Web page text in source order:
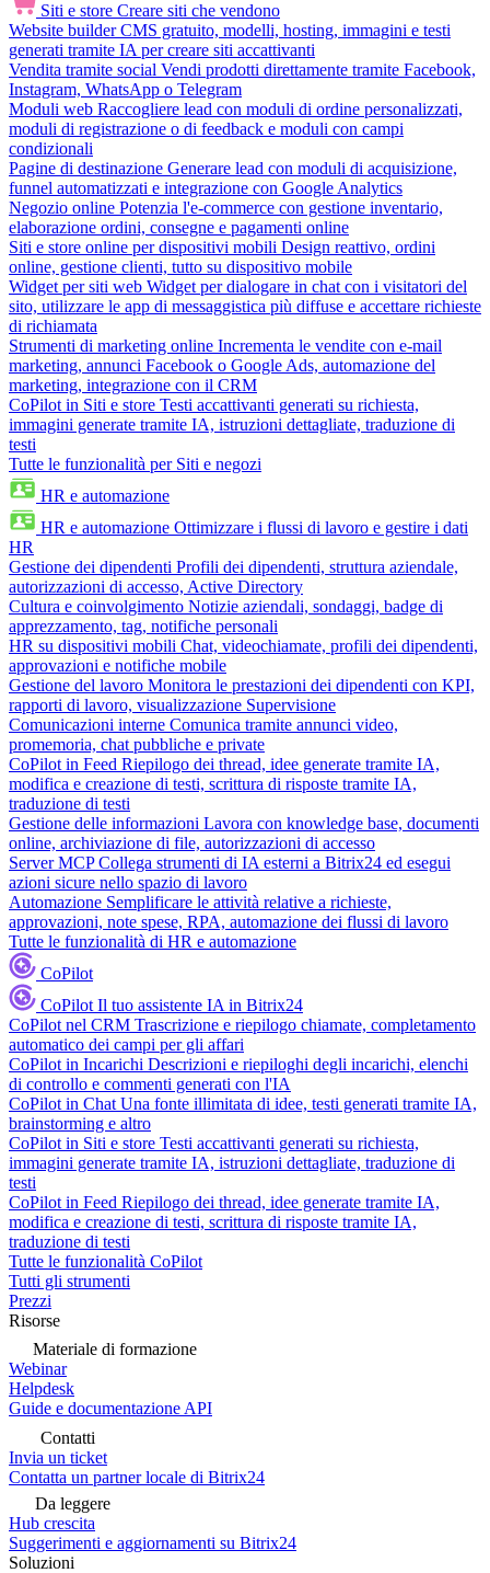
Siti e store Creare siti che vendono
Website builder CMS gratuito, modelli, hosting, immagini e testi
generati tramite IA per creare siti accattivanti
Vendita tramite social Vendi prodotti direttamente tramite Facebook,
Instagram, WhatsApp o Telegram
Moduli web Raccogliere lead con moduli di ordine personalizzati,
moduli di registrazione o di feedback e moduli con campi
condizionali
Pagine di destinazione Generare lead con moduli di acquisizione,
funnel automatizzati e integrazione con Google Analytics
Negozio online Potenzia l'e-commerce con gestione inventario,
elaborazione ordini, consegne e pagamenti online
Siti e store online per dispositivi mobili Design reattivo, ordini
online, gestione clienti, tutto su dispositivo mobile
Widget per siti web Widget per dialogare in chat con i visitatori del
sito, utilizzare le app di messaggistica più diffuse e accettare richieste
di richiamata
Strumenti di marketing online Incrementa le vendite con e-mail
marketing, annunci Facebook o Google Ads, automazione del
marketing, integrazione con il CRM
CoPilot in Siti e store Testi accattivanti generati su richiesta,
immagini generate tramite IA, istruzioni dettagliate, traduzione di
testi
Tutte le funzionalità per Siti e negozi
HR e automazione
HR e automazione Ottimizzare i flussi di lavoro e gestire i dati
HR
Gestione dei dipendenti Profili dei dipendenti, struttura aziendale,
autorizzazioni di accesso, Active Directory
Cultura e coinvolgimento Notizie aziendali, sondaggi, badge di
apprezzamento, tag, notifiche personali
HR su dispositivi mobili Chat, videochiamate, profili dei dipendenti,
approvazioni e notifiche mobile
Gestione del lavoro Monitora le prestazioni dei dipendenti con KPI,
rapporti di lavoro, visualizzazione Supervisione
Comunicazioni interne Comunica tramite annunci video,
promemoria, chat pubbliche e private
CoPilot in Feed Riepilogo dei thread, idee generate tramite IA,
modifica e creazione di testi, scrittura di risposte tramite IA,
traduzione di testi
Gestione delle informazioni Lavora con knowledge base, documenti
online, archiviazione di file, autorizzazioni di accesso
Server MCP Collega strumenti di IA esterni a Bitrix24 ed esegui
azioni sicure nello spazio di lavoro
Automazione Semplificare le attività relative a richieste,
approvazioni, note spese, RPA, automazione dei flussi di lavoro
Tutte le funzionalità di HR e automazione
CoPilot
CoPilot Il tuo assistente IA in Bitrix24
CoPilot nel CRM Trascrizione e riepilogo chiamate, completamento
automatico dei campi per gli affari
CoPilot in Incarichi Descrizioni e riepiloghi degli incarichi, elenchi
di controllo e commenti generati con l'IA
CoPilot in Chat Una fonte illimitata di idee, testi generati tramite IA,
brainstorming e altro
CoPilot in Siti e store Testi accattivanti generati su richiesta,
immagini generate tramite IA, istruzioni dettagliate, traduzione di
testi
CoPilot in Feed Riepilogo dei thread, idee generate tramite IA,
modifica e creazione di testi, scrittura di risposte tramite IA,
traduzione di testi
Tutte le funzionalità CoPilot
Tutti gli strumenti
Prezzi
Risorse
Materiale di formazione
Webinar
Helpdesk
Guide e documentazione API
Contatti
Invia un ticket
Contatta un partner locale di Bitrix24
Da leggere
Hub crescita
Suggerimenti e aggiornamenti su Bitrix24
Soluzioni